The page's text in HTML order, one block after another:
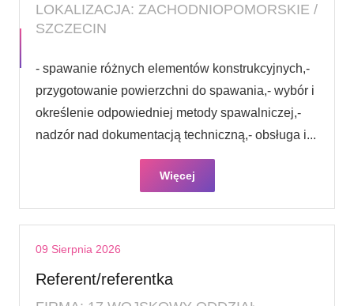
LOKALIZACJA: ZACHODNIOPOMORSKIE /
SZCZECIN
- spawanie różnych elementów konstrukcyjnych,-
przygotowanie powierzchni do spawania,- wybór i
określenie odpowiedniej metody spawalniczej,-
nadzór nad dokumentacją techniczną,- obsługa i...
Więcej
09 Sierpnia 2026
Referent/referentka